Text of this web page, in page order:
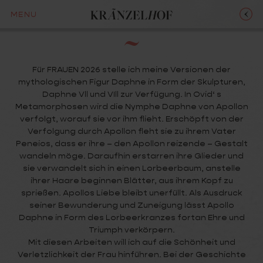
MENU MONIKA HARTL
Für FRAUEN 2026 stelle ich meine Versionen der
mythologischen Figur Daphne in Form der Skulpturen‚
Daphne Vll und VIll zur Verfügung. In Ovid‘ s
Metamorphosen wird die Nymphe Daphne von Apollon
verfolgt, worauf sie vor ihm flieht. Erschöpft von der
Verfolgung durch Apollon fleht sie zu ihrem Vater
Peneios, dass er ihre – den Apollon reizende – Gestalt
wandeln möge. Daraufhin erstarren ihre Glieder und
sie verwandelt sich in einen Lorbeerbaum, anstelle
ihrer Haare beginnen Blätter, aus ihrem Kopf zu
sprießen. Apollos Liebe bleibt unerfüllt. Als Ausdruck
seiner Bewunderung und Zuneigung lässt Apollo
Daphne in Form des Lorbeerkranzes fortan Ehre und
Triumph verkörpern.
Mit diesen Arbeiten will ich auf die Schönheit und
Verletzlichkeit der Frau hinführen. Bei der Geschichte